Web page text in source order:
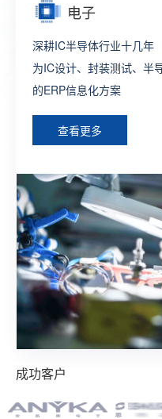
电子
深耕IC半导体行业十几年
为IC设计、封装测试、半
的ERP信息化方案
查看更多
成功客户
制造
制造行业全供应链ERP流
构建完整的大供应链管理
化的ERP定制方案
查看更多
成功客户
汽配
打造生产全程一体化全业
为制造型企业构建数字化
成功客户
零售
一款端到端闭环式的新零
整合线上线下建立多渠道
综合型ERP方案
查看更多
成功客户
贸易
为外贸企业提供管理及运
外贸企业通过精细化管理
成功客户